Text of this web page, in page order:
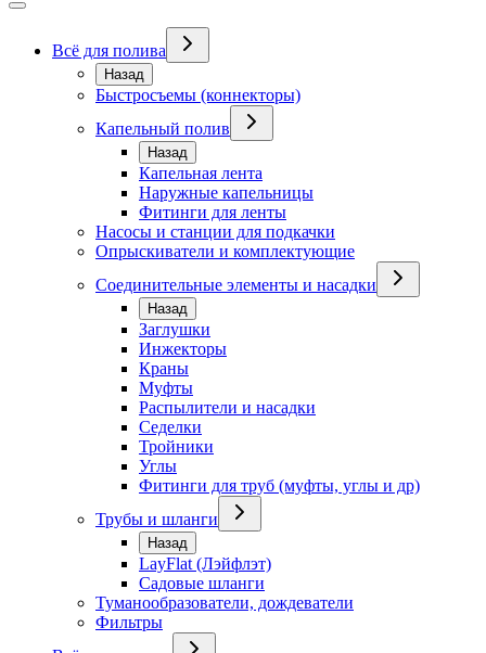
Всё для полива
Назад
Быстросъемы (коннекторы)
Капельный полив
Назад
Капельная лента
Наружные капельницы
Фитинги для ленты
Насосы и станции для подкачки
Опрыскиватели и комплектующие
Соединительные элементы и насадки
Назад
Заглушки
Инжекторы
Краны
Муфты
Распылители и насадки
Седелки
Тройники
Углы
Фитинги для труб (муфты, углы и др)
Трубы и шланги
Назад
LayFlat (Лэйфлэт)
Садовые шланги
Туманообразователи, дождеватели
Фильтры